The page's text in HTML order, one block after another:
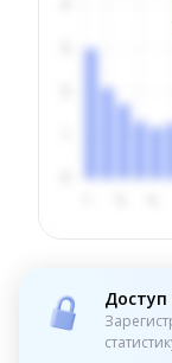
Доступ